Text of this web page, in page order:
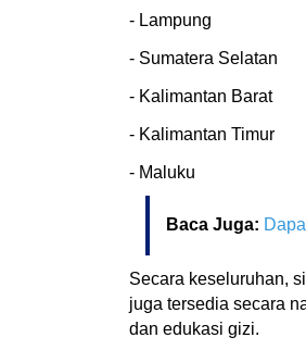
- Lampung
- Sumatera Selatan
- Kalimantan Barat
- Kalimantan Timur
- Maluku
Baca Juga:
Secara keseluruhan,
juga tersedia secara
dan edukasi gizi.